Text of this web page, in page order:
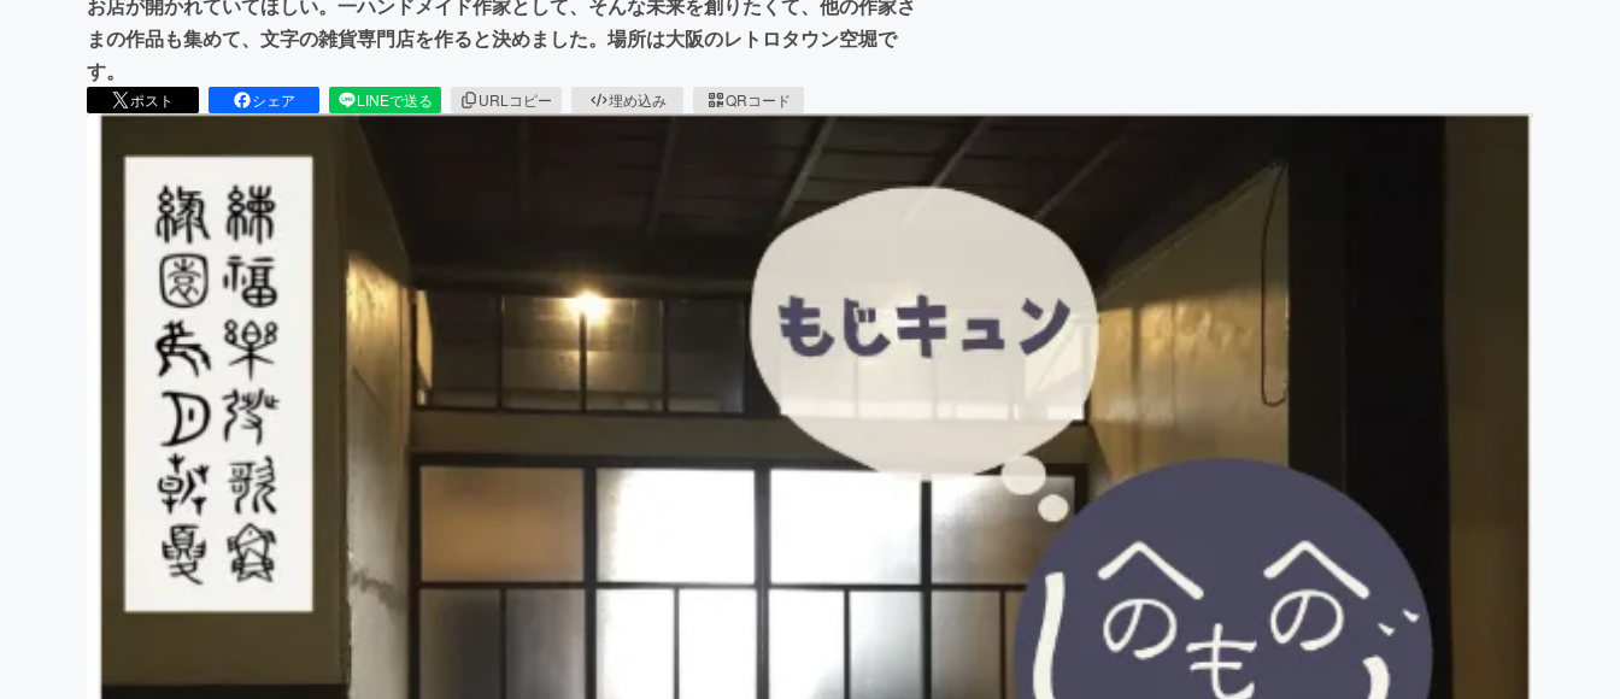
お店が開かれていてほしい。一ハンドメイド作家として、そんな未来を創りたくて、他の作家さ
まの作品も集めて、文字の雑貨専門店を作ると決めました。場所は大阪のレトロタウン空堀で
す。
ポスト シェア LINEで送る URLコピー 埋め込み QRコード